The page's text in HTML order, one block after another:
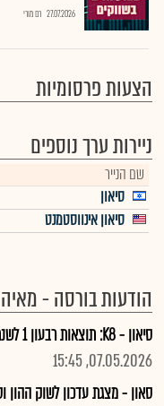
27.07.2026 רם מורי
הצעות פרסומיות
ניירות ערך נוספים
שם הנייר
סיאון
סיאון אינווסטמנט
הודעות בורסה - מאיה
סיאון - K8: תוצאות רבעון 1 לשנת 2026
07.05.2026, 15:45
סאון - מצגת עדכון לשוק ההון